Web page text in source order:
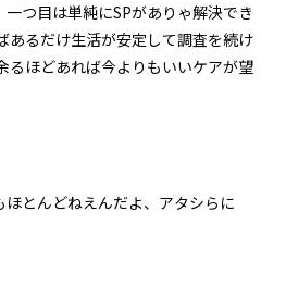
一つ目は単純にSPがありゃ解決でき
あるだけ生活が安定して調査を続け
るほどあれば今よりもいいケアが望
ほとんどねえんだよ、アタシらに